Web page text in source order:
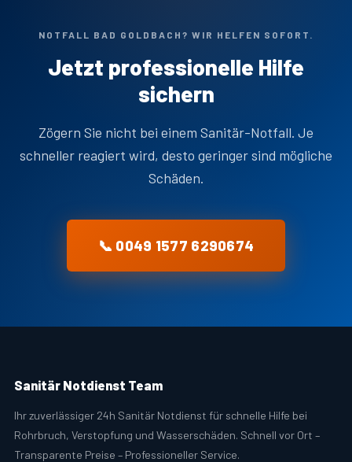
NOTFALL BAD GOLDBACH? WIR HELFEN SOFORT.
Jetzt professionelle Hilfe
sichern
Zögern Sie nicht bei einem Sanitär-Notfall. Je
schneller reagiert wird, desto geringer sind mögliche
Schäden.
📞 0049 1577 6290674
Sanitär Notdienst Team
Ihr zuverlässiger 24h Sanitär Notdienst für schnelle Hilfe bei
Rohrbruch, Verstopfung und Wasserschäden. Schnell vor Ort –
Transparente Preise – Professioneller Service.